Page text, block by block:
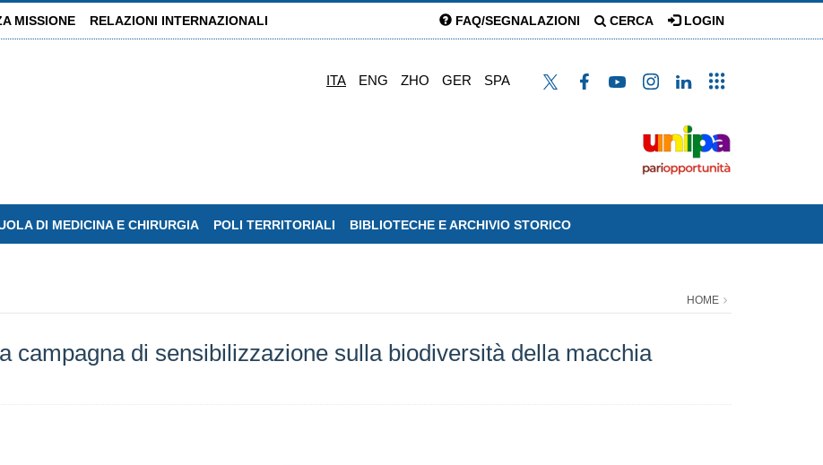
MISSIONE RELAZIONI INTERNAZIONALI FAQ/SEGNALAZIONI CERCA LOGIN
ITA ENG ZHO GER SPA
DI MEDICINA E CHIRURGIA POLI TERRITORIALI BIBLIOTECHE E ARCHIVIO STORICO
HOME
campagna di sensibilizzazione sulla biodiversità della macchia